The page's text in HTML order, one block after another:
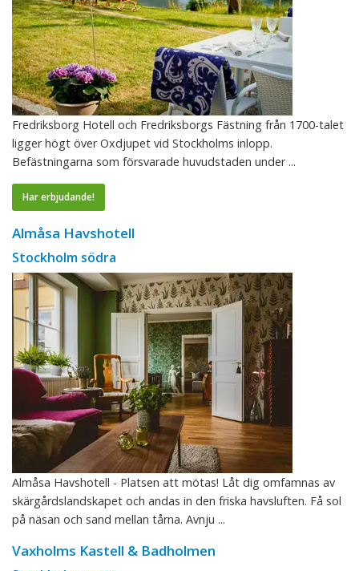
Fredriksborg Hotell och Fredriksborgs Fästning från 1700-talet
ligger högt över Oxdjupet vid Stockholms inlopp.
Befästningarna som försvarade huvudstaden under ...
Har erbjudande!
Almåsa Havshotell
Stockholm södra
Almåsa Havshotell - Platsen att mötas! Låt dig omfamnas av
skärgårdslandskapet och andas in den friska havsluften. Få sol
på näsan och sand mellan tårna. Avnju ...
Vaxholms Kastell & Badholmen